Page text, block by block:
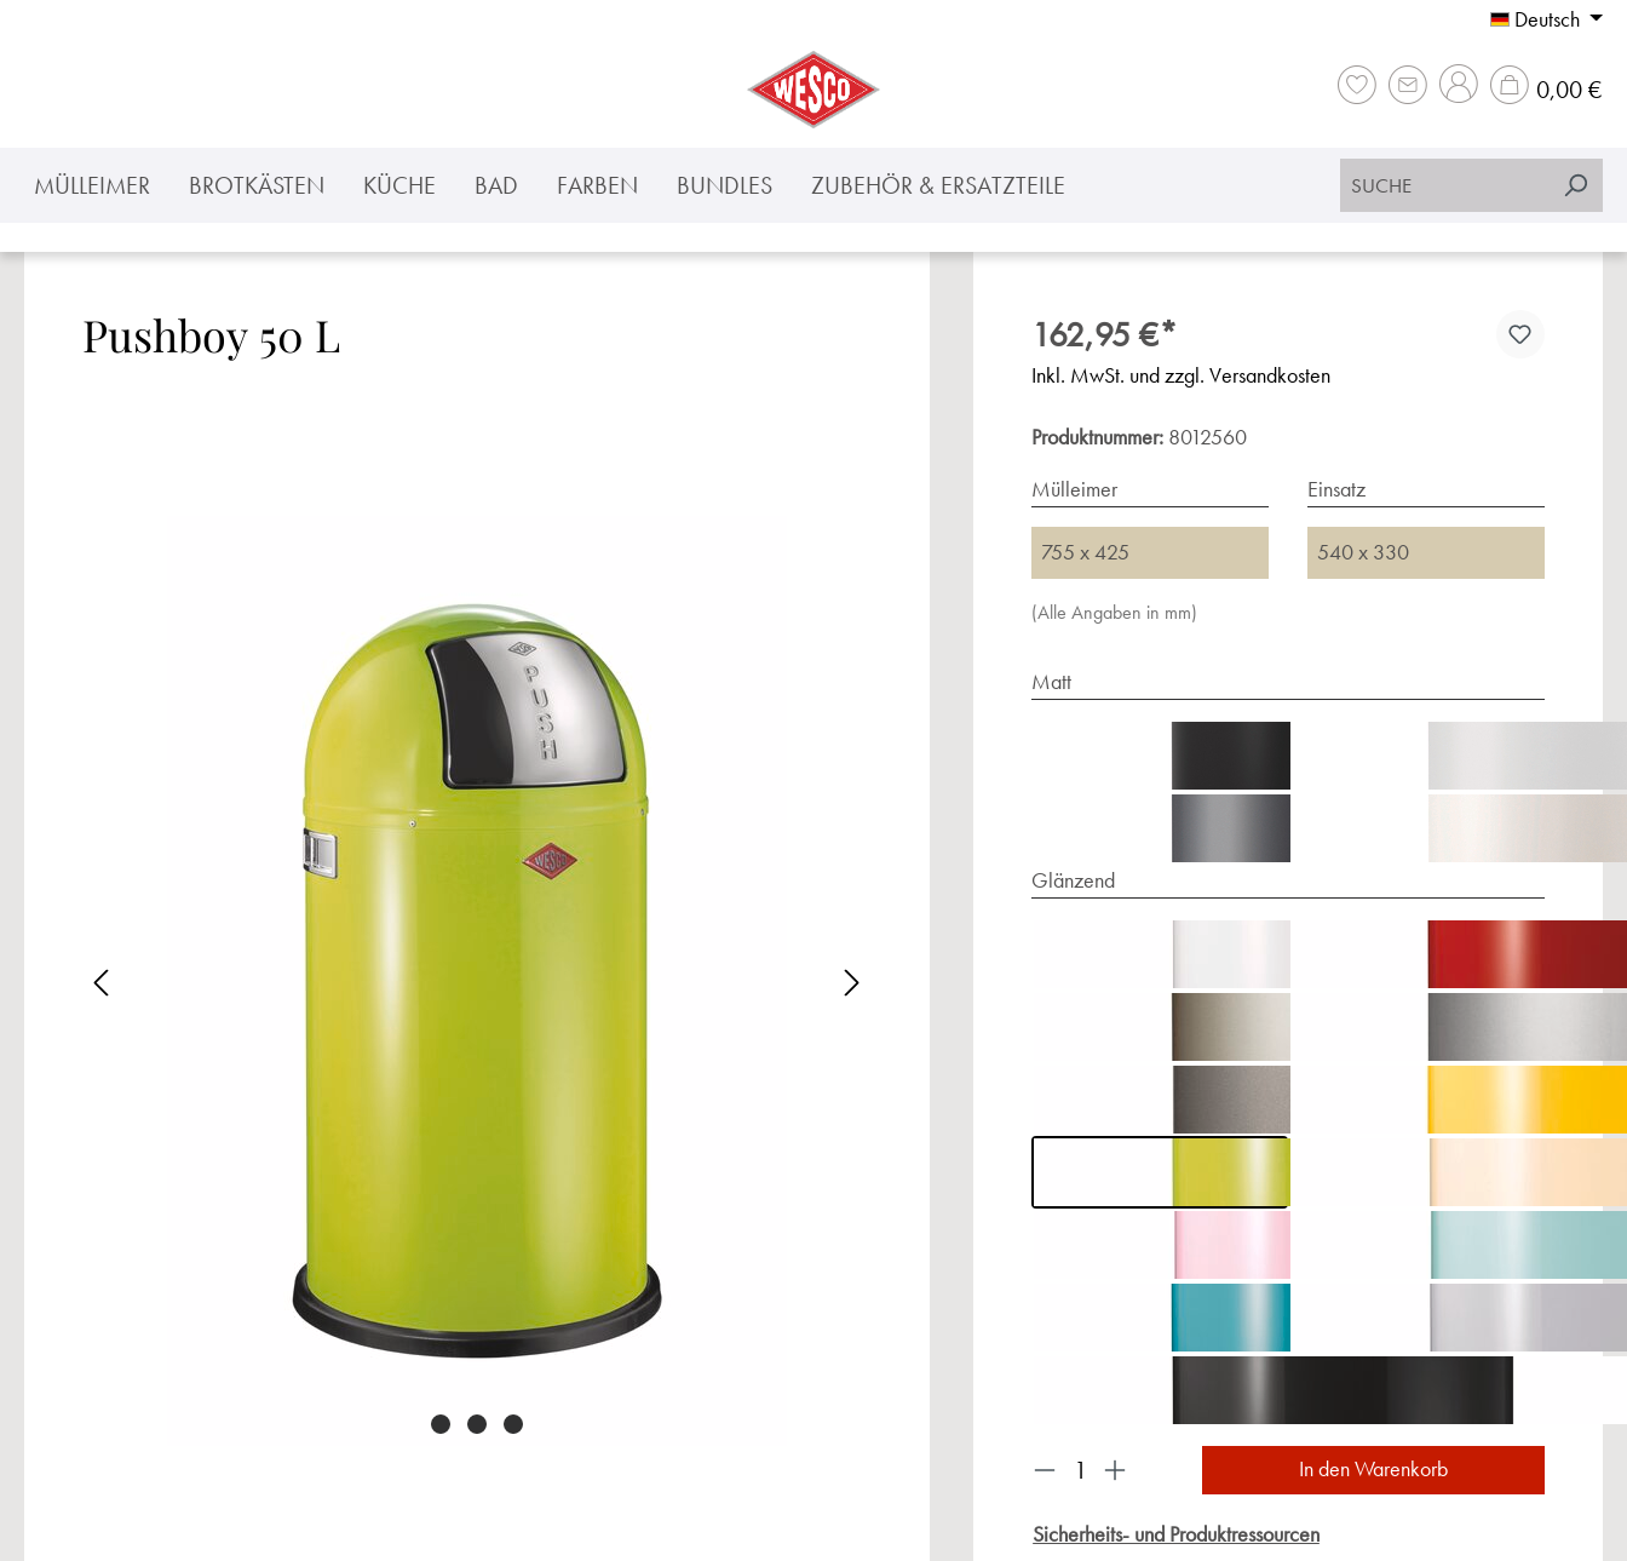
Deutsch
0,00 €
MÜLLEIMER BROTKÄSTEN KÜCHE BAD FARBEN BUNDLES ZUBEHÖR & ERSATZTEILE
Pushboy 50 L 162,95 €*
Inkl. MwSt. und zzgl. Versandkosten
Produktnummer: 8012560
Mülleimer
755 x 425
Einsatz
540 x 330
(Alle Angaben in mm)
Matt
Glänzend
Produkt Anzahl: Gib den gewünschten Wert ein
In den Warenkorb
Sicherheits- und Produktressourcen